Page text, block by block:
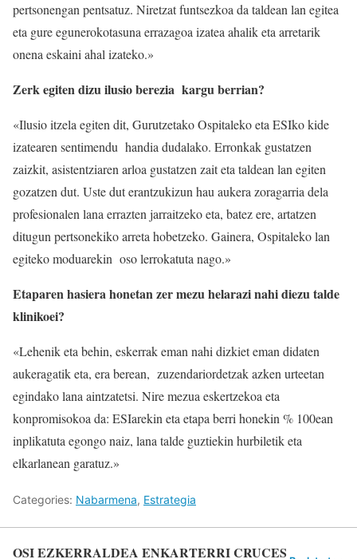
pertsonengan pentsatuz. Niretzat funtsezkoa da taldean lan egitea
eta gure egunerokotasuna errazagoa izatea ahalik eta arretarik
onena eskaini ahal izateko.»
Zerk egiten dizu ilusio berezia kargu berrian?
«Ilusio itzela egiten dit, Gurutzetako Ospitaleko eta ESIko kide
izatearen sentimendu handia dudalako. Erronkak gustatzen
zaizkit, asistentziaren arloa gustatzen zait eta taldean lan egiten
gozatzen dut. Uste dut erantzukizun hau aukera zoragarria dela
profesionalen lana errazten jarraitzeko eta, batez ere, artatzen
ditugun pertsonekiko arreta hobetzeko. Gainera, Ospitaleko lan
egiteko moduarekin oso lerrokatuta nago.»
Etaparen hasiera honetan zer mezu helarazi nahi diezu talde
klinikoei?
«Lehenik eta behin, eskerrak eman nahi dizkiet eman didaten
aukeragatik eta, era berean, zuzendariordetzak azken urteetan
egindako lana aintzatetsi. Nire mezua eskertzekoa eta
konpromisokoa da: ESIarekin eta etapa berri honekin % 100ean
inplikatuta egongo naiz, lana talde guztiekin hurbiletik eta
elkarlanean garatuz.»
Categories: Nabarmena, Estrategia
OSI EZKERRALDEA ENKARTERRI CRUCES